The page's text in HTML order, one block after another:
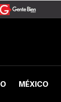
MÉXICO